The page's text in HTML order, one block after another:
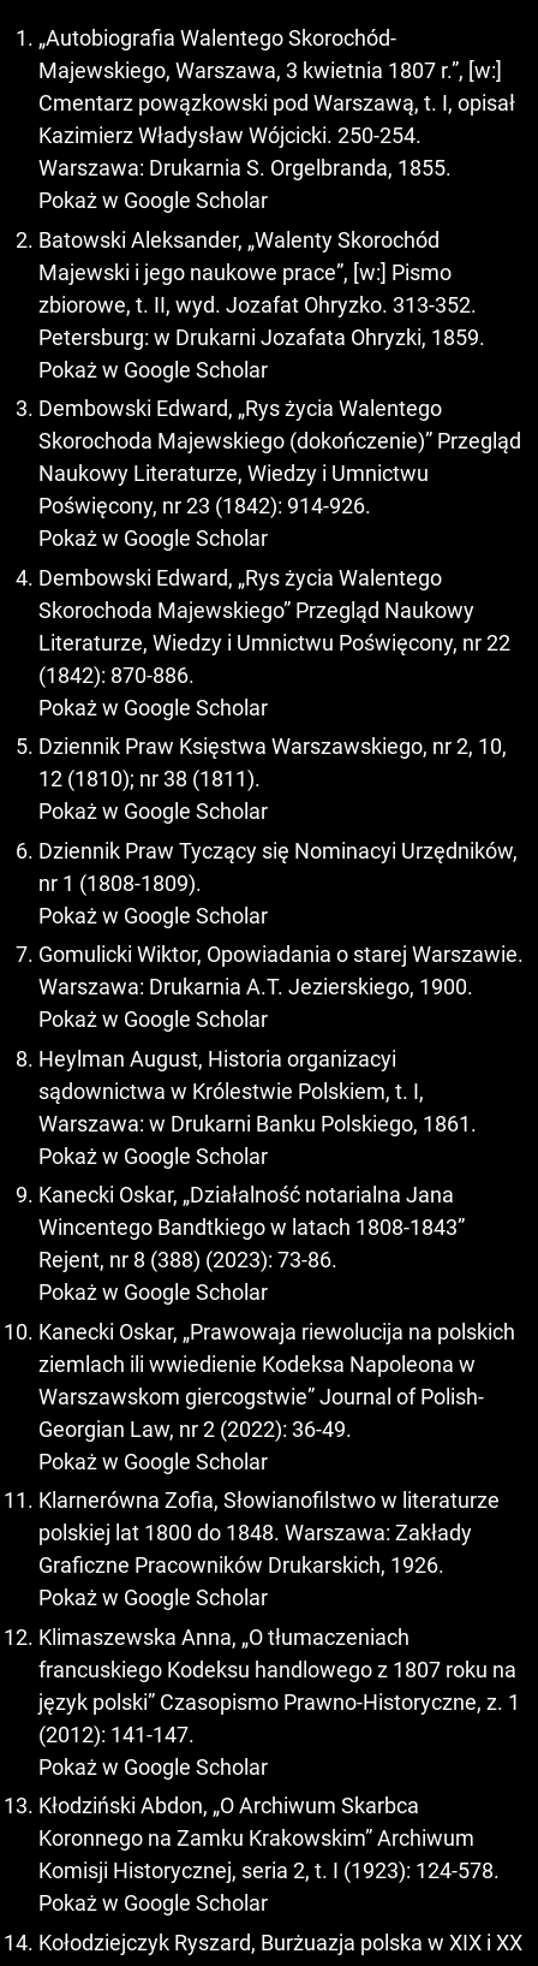
„Autobiografia Walentego Skorochód-
Majewskiego, Warszawa, 3 kwietnia 1807 r.”, [w:]
Cmentarz powązkowski pod Warszawą, t. I, opisał
Kazimierz Władysław Wójcicki. 250-254.
Warszawa: Drukarnia S. Orgelbranda, 1855.
Pokaż w Google Scholar
Batowski Aleksander, „Walenty Skorochód
Majewski i jego naukowe prace”, [w:] Pismo
zbiorowe, t. II, wyd. Jozafat Ohryzko. 313-352.
Petersburg: w Drukarni Jozafata Ohryzki, 1859.
Pokaż w Google Scholar
Dembowski Edward, „Rys życia Walentego
Skorochoda Majewskiego (dokończenie)” Przegląd
Naukowy Literaturze, Wiedzy i Umnictwu
Poświęcony, nr 23 (1842): 914-926.
Pokaż w Google Scholar
Dembowski Edward, „Rys życia Walentego
Skorochoda Majewskiego” Przegląd Naukowy
Literaturze, Wiedzy i Umnictwu Poświęcony, nr 22
(1842): 870-886.
Pokaż w Google Scholar
Dziennik Praw Księstwa Warszawskiego, nr 2, 10,
12 (1810); nr 38 (1811).
Pokaż w Google Scholar
Dziennik Praw Tyczący się Nominacyi Urzędników,
nr 1 (1808-1809).
Pokaż w Google Scholar
Gomulicki Wiktor, Opowiadania o starej Warszawie.
Warszawa: Drukarnia A.T. Jezierskiego, 1900.
Pokaż w Google Scholar
Heylman August, Historia organizacyi
sądownictwa w Królestwie Polskiem, t. I,
Warszawa: w Drukarni Banku Polskiego, 1861.
Pokaż w Google Scholar
Kanecki Oskar, „Działalność notarialna Jana
Wincentego Bandtkiego w latach 1808-1843”
Rejent, nr 8 (388) (2023): 73-86.
Pokaż w Google Scholar
Kanecki Oskar, „Prawowaja riewolucija na polskich
ziemlach ili wwiedienie Kodeksa Napoleona w
Warszawskom giercogstwie” Journal of Polish-
Georgian Law, nr 2 (2022): 36-49.
Pokaż w Google Scholar
Klarnerówna Zofia, Słowianofilstwo w literaturze
polskiej lat 1800 do 1848. Warszawa: Zakłady
Graficzne Pracowników Drukarskich, 1926.
Pokaż w Google Scholar
Klimaszewska Anna, „O tłumaczeniach
francuskiego Kodeksu handlowego z 1807 roku na
język polski” Czasopismo Prawno-Historyczne, z. 1
(2012): 141-147.
Pokaż w Google Scholar
Kłodziński Abdon, „O Archiwum Skarbca
Koronnego na Zamku Krakowskim” Archiwum
Komisji Historycznej, seria 2, t. I (1923): 124-578.
Pokaż w Google Scholar
Kołodziejczyk Ryszard, Burżuazja polska w XIX i XX